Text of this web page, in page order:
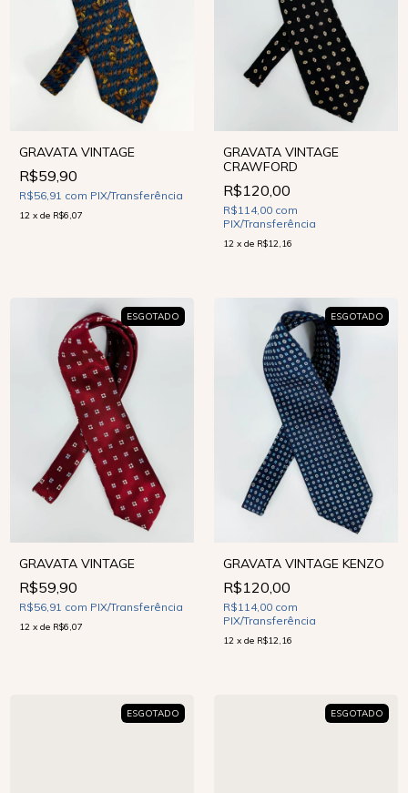
GRAVATA VINTAGE
R$59,90
R$56,91 com PIX/Transferência
12 x de R$6,07
GRAVATA VINTAGE
CRAWFORD
R$120,00
R$114,00 com
PIX/Transferência
12 x de R$12,16
ESGOTADO
GRAVATA VINTAGE
R$59,90
R$56,91 com PIX/Transferência
12 x de R$6,07
ESGOTADO
GRAVATA VINTAGE KENZO
R$120,00
R$114,00 com
PIX/Transferência
12 x de R$12,16
ESGOTADO ESGOTADO